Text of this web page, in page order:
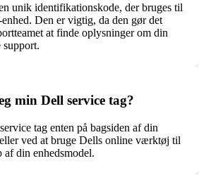
unik identifikationskode, der bruges til
Den er vigtig, da den gør det
at finde oplysninger om din
support.
min Dell service tag?
tag enten på bagsiden af din
ved at bruge Dells online værktøj til
din enhedsmodel.